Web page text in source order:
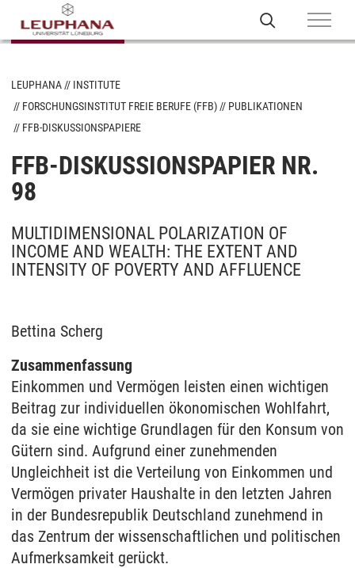
LEUPHANA
INSTITUTE
FORSCHUNGSINSTITUT FREIE BERUFE (FFB)
PUBLIKATIONEN
FFB-DISKUSSIONSPAPIERE
FFB-DISKUSSIONSPAPIER NR.
98
MULTIDIMENSIONAL POLARIZATION OF
INCOME AND WEALTH: THE EXTENT AND
INTENSITY OF POVERTY AND AFFLUENCE
Bettina Scherg
Zusammenfassung
Einkommen und Vermögen leisten einen wichtigen
Beitrag zur individuellen ökonomischen Wohlfahrt,
da sie eine wichtige Grundlagen für den Konsum von
Gütern sind. Aufgrund einer zunehmenden
Ungleichheit ist die Verteilung von Einkommen und
Vermögen privater Haushalte in den letzten Jahren
in der Bundesrepublik Deutschland zunehmend in
das Zentrum der wissenschaftlichen und politischen
Aufmerksamkeit gerückt.